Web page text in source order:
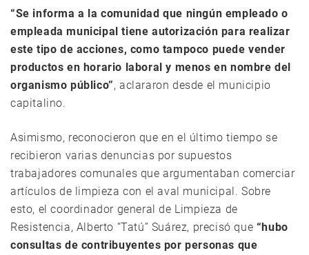
“Se informa a la comunidad que ningún empleado o
empleada municipal tiene autorización para realizar
este tipo de acciones, como tampoco puede vender
productos en horario laboral y menos en nombre del
organismo público”, aclararon desde el municipio
capitalino.
Asimismo, reconocieron que en el último tiempo se
recibieron varias denuncias por supuestos
trabajadores comunales que argumentaban comerciar
artículos de limpieza con el aval municipal. Sobre
esto, el coordinador general de Limpieza de
Resistencia, Alberto “Tatú” Suárez, precisó que “hubo
consultas de contribuyentes por personas que